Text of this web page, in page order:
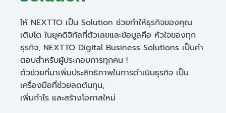
ให้ NEXTTO เป็น Solution ช่วยทำให้ธุรกิจของคุณ
เติบโต ในยุคดิจิทัลที่ตัวเลขและข้อมูลคือ หัวใจของทุก
ธุรกิจ, NEXTTO Digital Business Solutions เป็นคำ
ตอบสำหรับผู้ประกอบการทุกคน !
ตัวช่วยที่มาเพิ่มประสิทธิภาพในการดำเนินธุรกิจ เป็น
เครื่องมือที่ช่วยลดต้นทุน,
เพิ่มกำไร และสร้างโอกาสใหม่